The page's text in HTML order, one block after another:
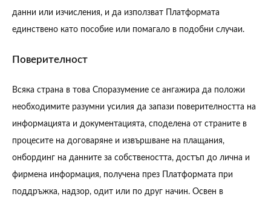
данни или изчисления, и да използват Платформата
единствено като пособие или помагало в подобни случаи.
Поверителност
Всяка страна в това Споразумение се ангажира да положи
необходимите разумни усилия да запази поверителността на
информацията и документацията, споделена от страните в
процесите на договаряне и извършване на плащания,
онбординг на данните за собствеността, достъп до лична и
фирмена информация, получена през Платформата при
поддръжка, надзор, одит или по друг начин. Освен в